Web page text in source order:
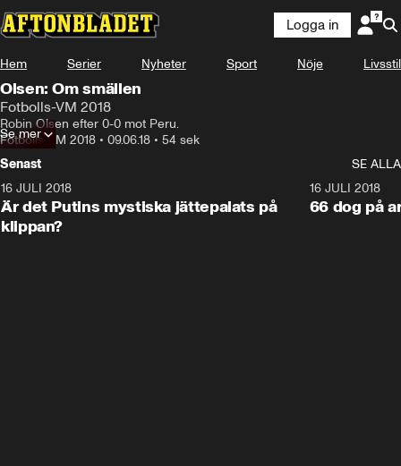
Logga in
Hem Serier Nyheter Sport Nöje Livsstil
Olsen: Om smällen
Fotbolls-VM 2018
Robin Olsen efter 0-0 mot Peru.
Fotbolls-VM 2018 • 09.06.18 • 54 sek
Se mer
Senast
SE ALLA
16 JULI 2018
Är det Putins mystiska jättepalats på
klippan?
16 JULI 2018
66 dog på